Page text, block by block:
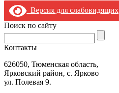
şans
casino
|
vidobet
vidobet
vidobet
güncel
giriş
|
vidobet
giriş
|
casinolevant
casinolevant
casinolevant
vidobet
giriş
|
şans
casino
|
casinolevant
giriş
|
casino
şans
|
şans
casino
giriş
|
casino
levant
|
casino
şans
|
casino
şans
|
boostaro
casinolevant
giriş
|
şans
casino
giriş
|
casinolevant
giriş
|
şanscasino
vidobet
vidobet
giriş
|
levant
casino
|
gorabet
galyabet
gorabet
gorabet
gorabet
vidobet
giriş
|
galyabet
gorabet
gorabet
Версия для слабовидящих
Поиск по сайту
Контакты
626050, Тюменская область,
Ярковский район, с. Ярково
ул. Полевая 9.